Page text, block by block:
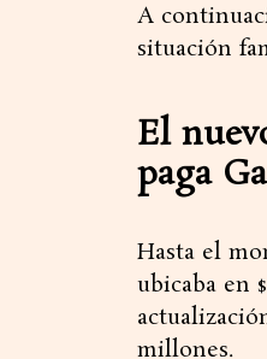
​A
situación
​El
paga
​Hasta el
ubicaba en
millones.